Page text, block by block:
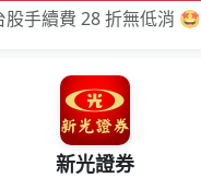
股手續費 28 折無低消 🤩
新光證券